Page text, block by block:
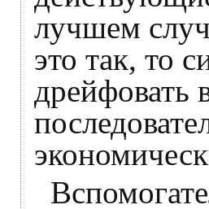
лучшем
это так, то
дрейфовать